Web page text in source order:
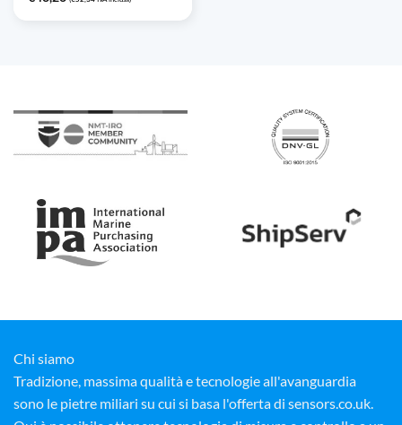
Chi siamo
Tradizione, massima qualità e tecnologie all'avanguardia
sono le pietre miliari su cui si basa l'offerta di sensors.co.uk.